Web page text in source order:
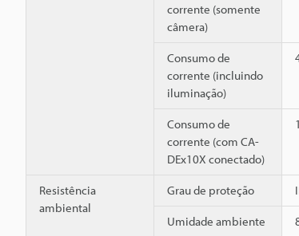
corrente (somente
câmera)
Consumo de
corrente (incluindo
iluminação)
Consumo de
corrente (com CA-
DEx10X conectado)
Resistência
ambiental
Grau de proteção
Umidade ambiente